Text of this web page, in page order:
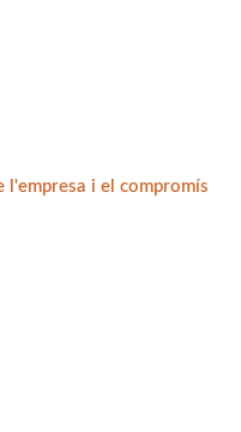
l'empresa i el compromís